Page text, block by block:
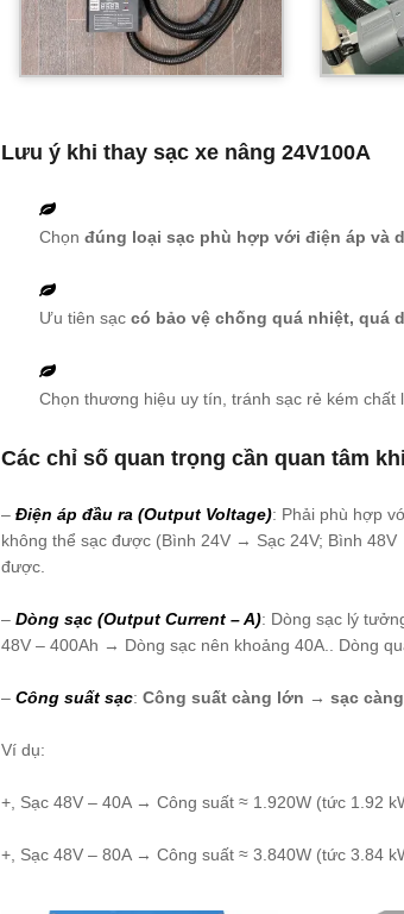
Lưu ý khi thay sạc xe nâng 24V100A
Chọn đúng loại sạc phù hợp với điện áp và
Ưu tiên sạc có bảo vệ chống quá nhiệt, quá
Chọn thương hiệu uy tín, tránh sạc rẻ kém
Các chỉ số quan trọng cần quan tâm
– Điện áp đầu ra (Output Voltage): Phải phù hợp
không thể sạc được (Bình 24V → Sạc 24V; Bình
được.
– Dòng sạc (Output Current – A): Dòng sạc lý
48V – 400Ah → Dòng sạc nên khoảng 40A.. Dòng
– Công suất sạc: Công suất càng lớn → sạc
Ví dụ:
+, Sạc 48V – 40A → Công suất ≈ 1.920W (tức 1.92
+, Sạc 48V – 80A → Công suất ≈ 3.840W (tức 3.84